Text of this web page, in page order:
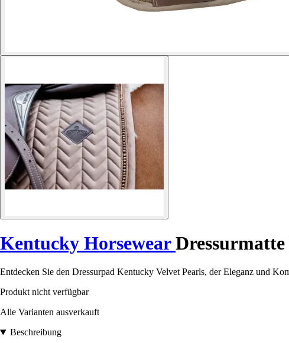
Kentucky Horsewear
Entdecken Sie den Dressurpad Kentucky Velvet Pearls, der Eleganz und
Produkt nicht verfügbar
Alle Varianten ausverkauft
Beschreibung